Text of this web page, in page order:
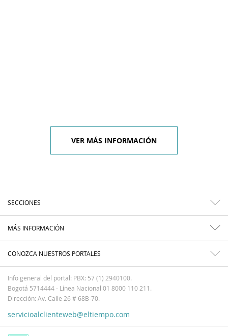
VER MÁS INFORMACIÓN
SECCIONES
MÁS INFORMACIÓN
CONOZCA NUESTROS PORTALES
Info general del portal: PBX: 57 (1) 2940100.
Bogotá 5714444 - Línea Nacional 01 8000 110 211.
Dirección: Av. Calle 26 # 68B-70.
servicioalclienteweb@eltiempo.com